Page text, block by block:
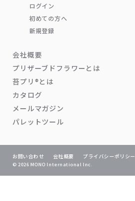
ログイン
初めての方へ
新規登録
会社概要
プリザーブドフラワーとは
苔プリ®とは
カタログ
メールマガジン
パレットツール
© 2026 MONO International Inc.
お問い合わせ 会社概要 プライバシーポリシー